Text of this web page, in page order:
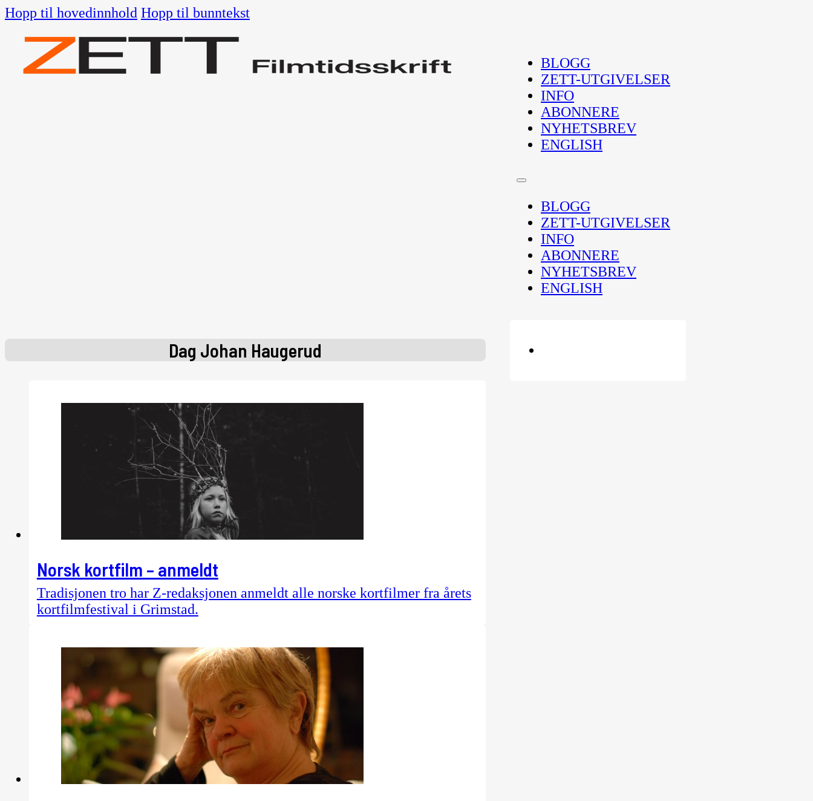
Hopp til hovedinnhold Hopp til bunntekst
BLOGG
ZETT-UTGIVELSER
INFO
ABONNERE
NYHETSBREV
ENGLISH
BLOGG
ZETT-UTGIVELSER
INFO
ABONNERE
NYHETSBREV
ENGLISH
Dag Johan Haugerud
Norsk kortfilm – anmeldt
Tradisjonen tro har Z-redaksjonen anmeldt alle norske kortfilmer fra årets
kortfilmfestival i Grimstad.